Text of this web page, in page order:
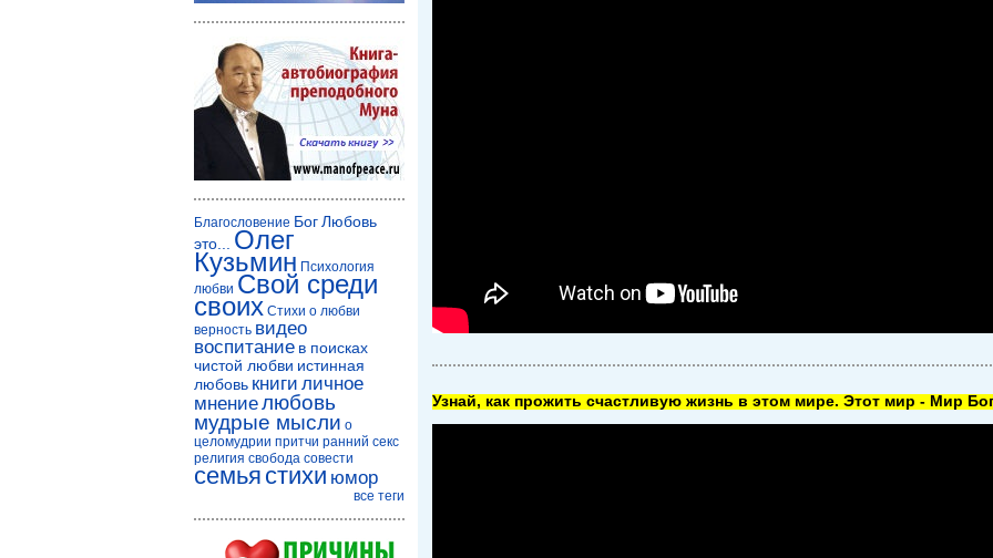
Узнай, как прожить счастливую жизнь в этом мире. Этот мир - Мир
Благословение БогЛюбовь
это...
Олег
Кузьмин Психология
любви Свой среди
своих Стихи о любви
верность видео
воспитание в поисках
чистой любви истинная
любовь книги личное
мнениелюбовь
мудрые мысли о
целомудрии притчи ранний секс
религия свобода совести
семья стихи юмор
все теги